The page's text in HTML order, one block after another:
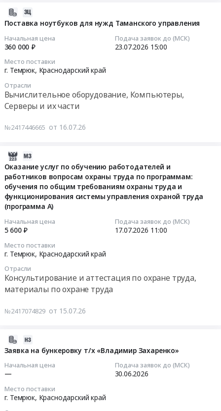
Поставка ноутбуков для нужд Таманского управления
Начальная цена
360 000 ₽
Подача заявок до (МСК)
23.07.2026 15:00
Место поставки
г. Темрюк, Краснодарский край
Отрасли
Вычислительное оборудование, Компьютеры,
Серверы и их части
№2417446665 от 16.07.26
Оказание услуг по обучению работодателей и
работников вопросам охраны труда по программам:
обучения по общим требованиям охраны труда и
функционирования системы управления охраной труда
(программа А)
Начальная цена
5 600 ₽
Подача заявок до (МСК)
17.07.2026 11:00
Место поставки
г. Темрюк, Краснодарский край
Отрасли
Консультирование и аттестация по охране труда,
материалы по охране труда
№2417074829 от 15.07.26
Заявка на бункеровку т/х «Владимир Захаренко»
Начальная цена
—
Подача заявок до (МСК)
30.06.2026
Место поставки
г. Темрюк, Краснодарский край